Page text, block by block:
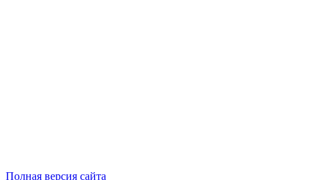
Полная версия сайта